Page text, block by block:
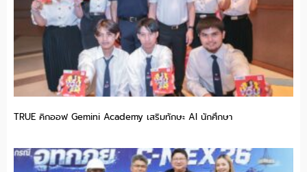
TRUE คิกออฟ Gemini Academy เสริมทักษะ AI นักศึกษา